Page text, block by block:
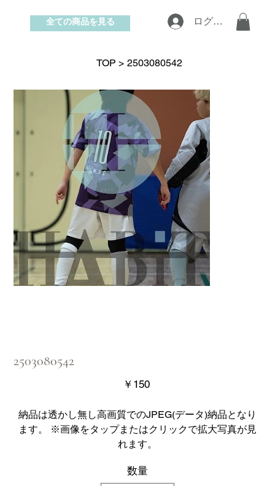
お問い合わせ
ログイン
全ての商品を見る
TOP > 2503080542
2503080542
価
格
￥150
納品は透かし無し高画質でのJPEG(データ)納品となり
ます。 ※画像をタップまたはクリックで拡大写真が見
れます。
数量